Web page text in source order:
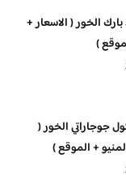
الخور ( الاسعار +
)
جوجاراتي الخور (
+ الموقع )